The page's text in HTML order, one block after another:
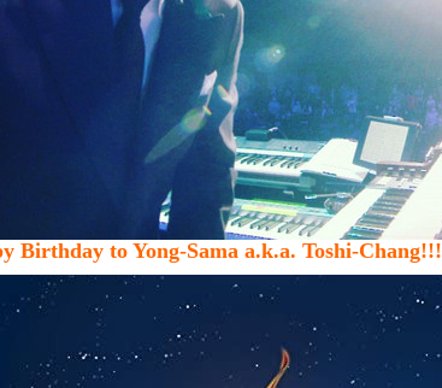
Birthday to Yong-Sama a.k.a. Toshi-Chang!!!